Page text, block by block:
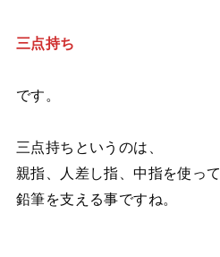
三点持ち
です。
三点持ちというのは、
親指、人差し指、中指を使って
鉛筆を支える事ですね。